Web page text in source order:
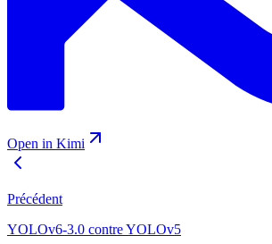
Open in Kimi
Précédent
YOLOv6-3.0 contre YOLOv5